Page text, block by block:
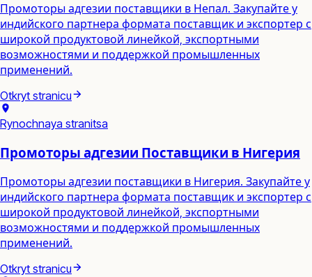
Промоторы адгезии поставщики в Непал. Закупайте у
индийского партнера формата поставщик и экспортер с
широкой продуктовой линейкой, экспортными
возможностями и поддержкой промышленных
применений.
Otkryt stranicu
Rynochnaya stranitsa
Промоторы адгезии Поставщики в Нигерия
Промоторы адгезии поставщики в Нигерия. Закупайте у
индийского партнера формата поставщик и экспортер с
широкой продуктовой линейкой, экспортными
возможностями и поддержкой промышленных
применений.
Otkryt stranicu